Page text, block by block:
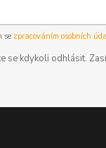
se zpracováním osobních
se kdykoli odhlásit.